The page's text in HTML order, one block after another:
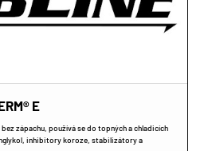
E
bez zápachu, používá se do topných a chladicích
inhibitory koroze, stabilizátory a